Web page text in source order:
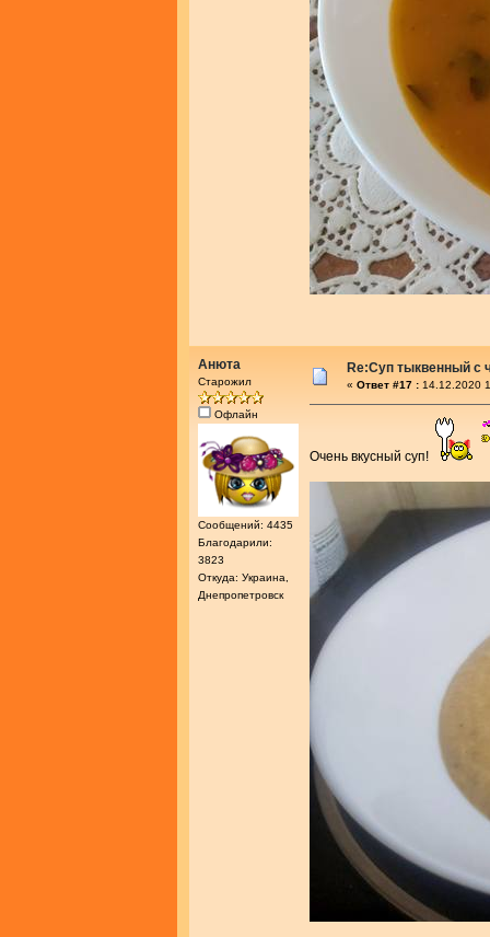
Анюта
Старожил
Офлайн
Сообщений: 4435
Благодарили:
3823
Откуда: Украина,
Днепропетровск
Re:Суп тыквенный с
« Ответ #17 : 14.12.2020
Очень вкусный суп!